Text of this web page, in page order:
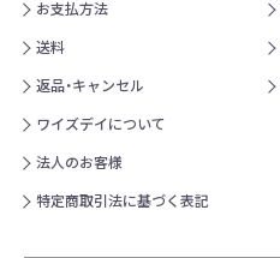
お支払方法
送料
返品・キャンセル
ワイズデイについて
法人のお客様
特定商取引法に基づく表記